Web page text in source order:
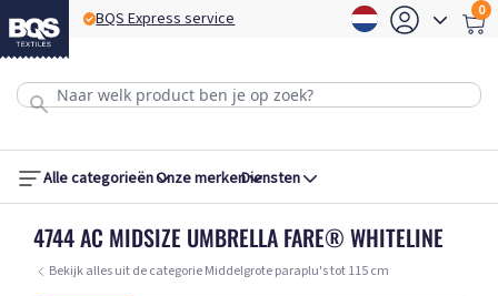
BQS Express service 0
Alle categorieënOnze merkenDiensten
4744 AC MIDSIZE UMBRELLA FARE® WHITELINE
Bekijk alles uit de categorie Middelgrote paraplu's tot 115 cm